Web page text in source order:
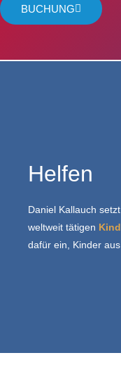
BUCHUNG
Helfen
Daniel Kallauch
weltweit tätigen
dafür ein, Kinder